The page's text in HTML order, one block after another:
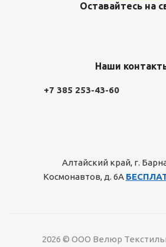
Оставайтесь на
Наши
+7 385 253-43-60
Алтайский край, г.
Космонавтов, д. 6А
2026 © ООО Велюр